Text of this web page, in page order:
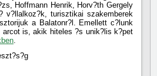
Hoffmann Henrik, Horv?th Gergely
v?llalkoz?k, turisztikai szakemberek
a Balatonr?l. Emellett c?lunk
is, akik hiteles ?s unik?lis k?pet
.